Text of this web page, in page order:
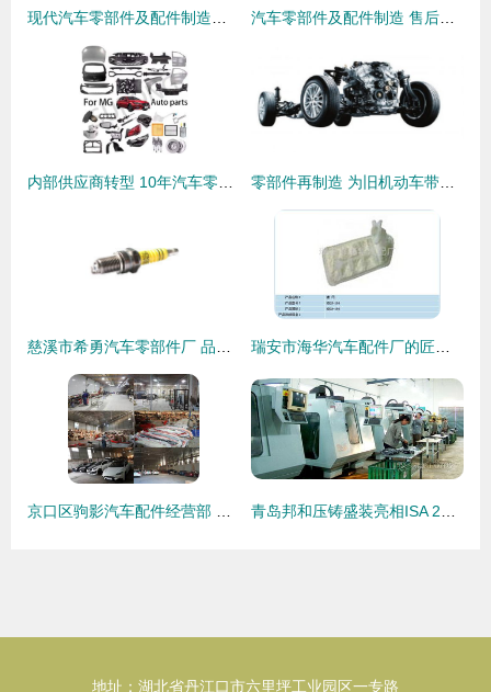
地址：湖北省丹江口市六里坪工业园区一专路